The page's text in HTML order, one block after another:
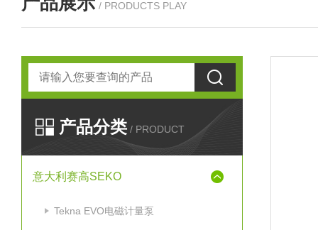
/ PRODUCTS PLAY
产品分类 / PRODUCT
意大利赛高SEKO
Tekna EVO电磁计量泵